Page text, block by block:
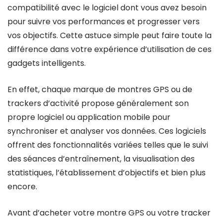
compatibilité avec le logiciel dont vous avez besoin
pour suivre vos performances et progresser vers
vos objectifs. Cette astuce simple peut faire toute la
différence dans votre expérience d’utilisation de ces
gadgets intelligents.
En effet, chaque marque de montres GPS ou de
trackers d’activité propose généralement son
propre logiciel ou application mobile pour
synchroniser et analyser vos données. Ces logiciels
offrent des fonctionnalités variées telles que le suivi
des séances d’entraînement, la visualisation des
statistiques, l’établissement d’objectifs et bien plus
encore.
Avant d’acheter votre montre GPS ou votre tracker